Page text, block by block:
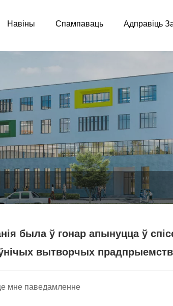
Навіны Спампаваць Адправіць
была ў гонар апынуцца ў
вытворчых
мне паведамленне